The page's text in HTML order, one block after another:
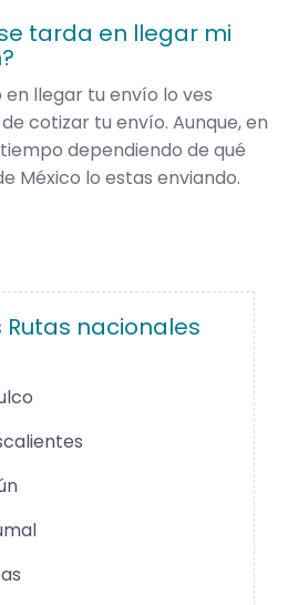
tarda en llegar mi
llegar tu envío lo ves
cotizar tu envío. Aunque, en
dependiendo de qué
México lo estas enviando.
Rutas nacionales